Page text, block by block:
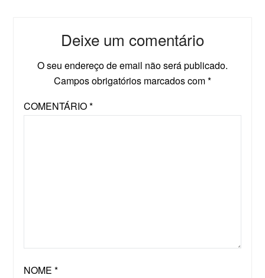
Deixe um comentário
O seu endereço de email não será publicado.
Campos obrigatórios marcados com*
COMENTÁRIO*
NOME *